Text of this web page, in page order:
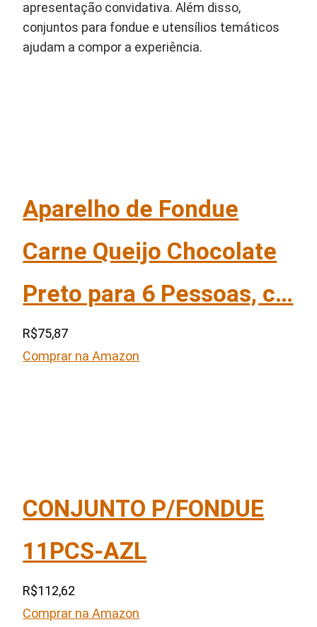
apresentação convidativa. Além disso,
conjuntos para fondue e utensílios temáticos
ajudam a compor a experiência.
Aparelho de Fondue
Carne Queijo Chocolate
Preto para 6 Pessoas, c…
R$75,87
Comprar na Amazon
CONJUNTO P/FONDUE
11PCS-AZL
R$112,62
Comprar na Amazon